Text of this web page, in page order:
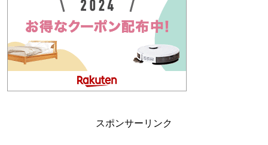
スポンサーリンク